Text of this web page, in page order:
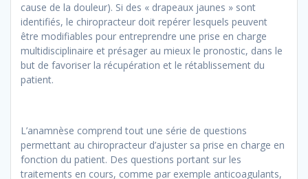
cause de la douleur). Si des « drapeaux jaunes » sont
identifiés, le chiropracteur doit repérer lesquels peuvent
être modifiables pour entreprendre une prise en charge
multidisciplinaire et présager au mieux le pronostic, dans le
but de favoriser la récupération et le rétablissement du
patient.
L’anamnèse comprend tout une série de questions
permettant au chiropracteur d’ajuster sa prise en charge en
fonction du patient. Des questions portant sur les
traitements en cours, comme par exemple anticoagulants,